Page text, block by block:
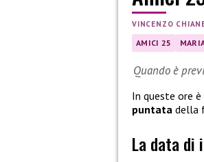
VINCENZO
AMICI 25
Quando è
In queste ore
puntata della
La data di